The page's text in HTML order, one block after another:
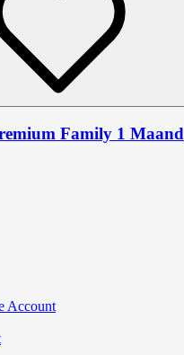
Family 1 Maand
Account